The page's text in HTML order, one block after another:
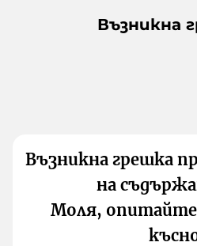
Възникна
Възникна грешка
на
Моля,